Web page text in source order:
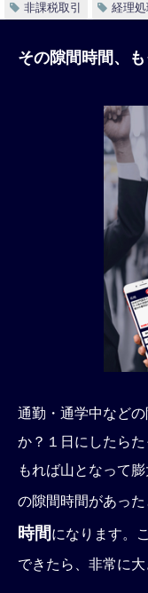
非課税取引 経理処
その隙間時間、
通勤・通学中など
か？１日にしたら
もれば山となって
の隙間時間があっ
時間になります。
できたら、非常に